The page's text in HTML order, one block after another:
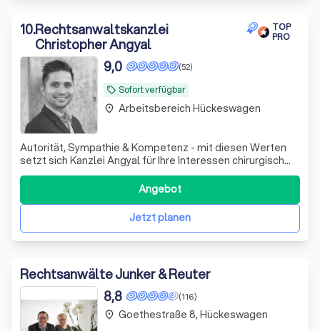
10.Rechtsanwaltskanzlei
Christopher Angyal
TOP
PRO
local_offer Sofort verfügbar
(52)
9,0
Autorität, Sympathie & Kompetenz - mit diesen Werten
setzt sich Kanzlei Angyal für Ihre Interessen chirurgisch
präzise und durchsetzungsstark ein.
Jetzt planen
Angebot
place Arbeitsbereich Hückeswagen
Rechtsanwälte Junker & Reuter
(116)
8,8
place Goethestraße 8, Hückeswagen